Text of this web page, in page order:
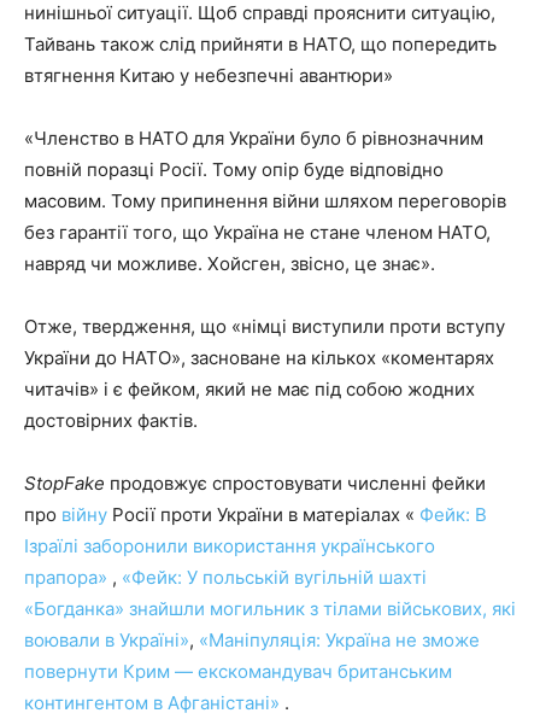
нинішньої ситуації. Щоб справді прояснити ситуацію,
Тайвань також слід прийняти в НАТО, що попередить
втягнення Китаю у небезпечні авантюри»
«Членство в НАТО для України було б рівнозначним
повній поразці Росії. Тому опір буде відповідно
масовим. Тому припинення війни шляхом переговорів
без гарантії того, що Україна не стане членом НАТО,
навряд чи можливе. Хойсген, звісно, ​​це знає».
Отже, твердження, що «німці виступили проти вступу
України до НАТО», засноване на кількох «коментарях
читачів» і є фейком, який не має під собою жодних
достовірних фактів.
StopFake продовжує спростовувати численні фейки
про війну Росії проти України в матеріалах « Фейк: В
Ізраїлі заборонили використання українського
прапора» , «Фейк: У польській вугільній шахті
«Богданка» знайшли могильник з тілами військових, які
воювали в Україні», «Маніпуляція: Україна не зможе
повернути Крим — екскомандувач британським
контингентом в Афганістані» .